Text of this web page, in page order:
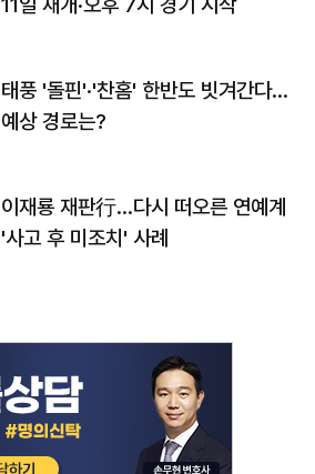
태풍 '돌핀'·'찬홈' 한반도 빗겨간다…
예상 경로는?
이재룡 재판行…다시 떠오른 연예계
'사고 후 미조치' 사례